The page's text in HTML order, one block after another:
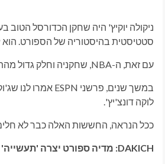
ניקולה יוקיץ' היה שחקן הכדורסל
סטטיסטית בהיסטוריה של הספורט. הוא MVP שלוש פעמים ואלוף NBA.
עם זאת, ה-NBA, שחקניה וחלק גדול מהתקשורת מעולם לא אימצו אותו במלואו כדמות הבכירה של הספורט.
לוקה דונצ'יץ'.
ככל הנראה, החששות האלה כבר לא חלים
DAKICH: מדיה ספורט יצרה 'תעשייה' מתוך התלוננות על ספורטאים לבנים כמו קייטלין קלארק